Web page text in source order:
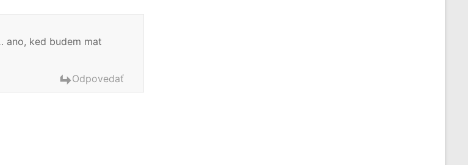
ked budem mat
Odpovedať